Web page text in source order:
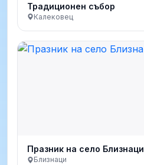
Традиционен събор
Калековец
Празник на село Близнаци
Близнаци